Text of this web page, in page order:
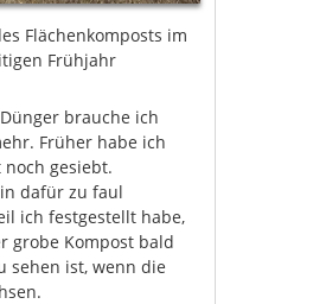
Flächenkomposts im
Frühjahr
brauche ich
Früher habe ich
gesiebt.
dafür zu faul
ich festgestellt habe,
grobe Kompost bald
sehen ist, wenn die